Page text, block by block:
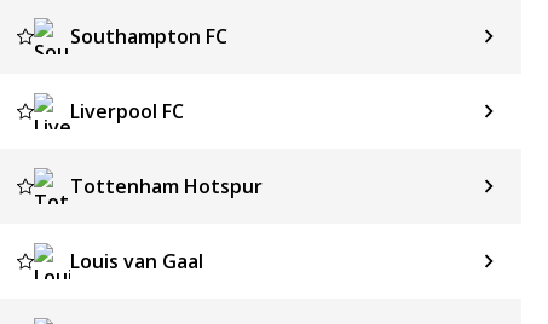
Southampton FC
Liverpool FC
Tottenham Hotspur
Louis van Gaal